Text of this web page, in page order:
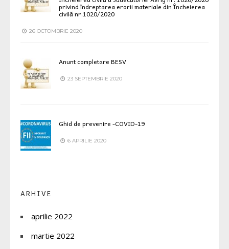
privind îndreptarea erorii materiale din Încheierea
civilă nr.1020/2020
26 OCTOMBRIE 2020
Anunt completare BESV
23 SEPTEMBRIE 2020
Ghid de prevenire -COVID-19
6 APRILIE 2020
ARHIVE
aprilie 2022
martie 2022